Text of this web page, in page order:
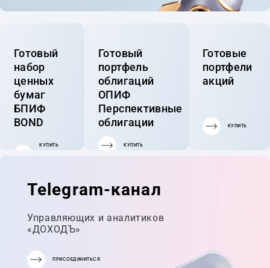
Готовый
набор
ценных
бумаг
БПИФ
BOND
КУПИТЬ
Готовый
портфель
облигаций
ОПИФ
Перспективные
облигации
КУПИТЬ
Готовые
портфели
акций
КУПИТЬ
Telegram-канал
Управляющих и аналитиков
«ДОХОДЪ»
ПРИСОЕДИНИТЬСЯ